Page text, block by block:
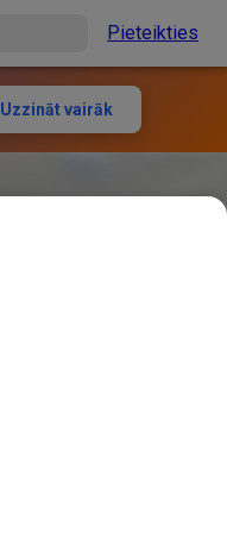
Pieteikties
Uzzināt vairāk